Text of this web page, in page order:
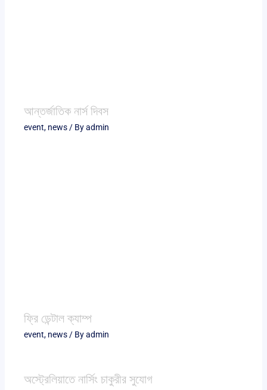
আন্তর্জাতিক নার্স দিবস
event, news / Byadmin
ফ্রি ডেন্টাল ক্যাম্প
event, news/ Byadmin
অস্ট্রেলিয়াতে নার্সিং চাকুরীর সুযোগ